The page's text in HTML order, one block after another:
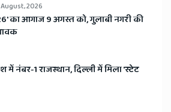
2026
का आगाज 9 अगस्त को, गुलाबी नगरी की
नंबर-1 राजस्थान, दिल्ली में मिला 'स्टेट